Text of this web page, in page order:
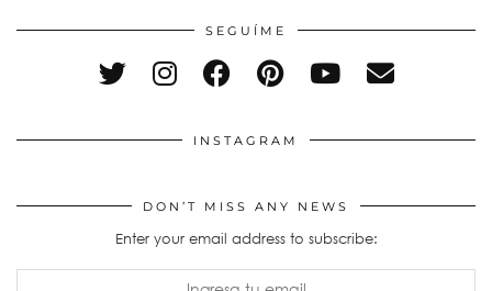
SEGUÍME
INSTAGRAM
DON’T MISS ANY NEWS
Enter your email address to subscribe: